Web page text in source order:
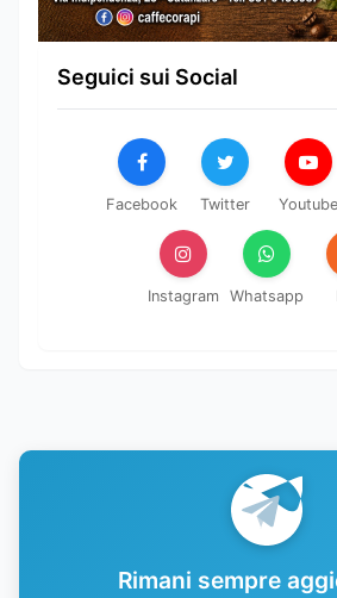
Seguici sui Social
Facebook Twitter Youtube
Instagram Whatsapp
Rimani sempre